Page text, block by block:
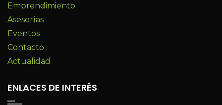
Emprendimiento
Asesorías
Eventos
Contacto
Actualidad
ENLACES DE INTERÉS